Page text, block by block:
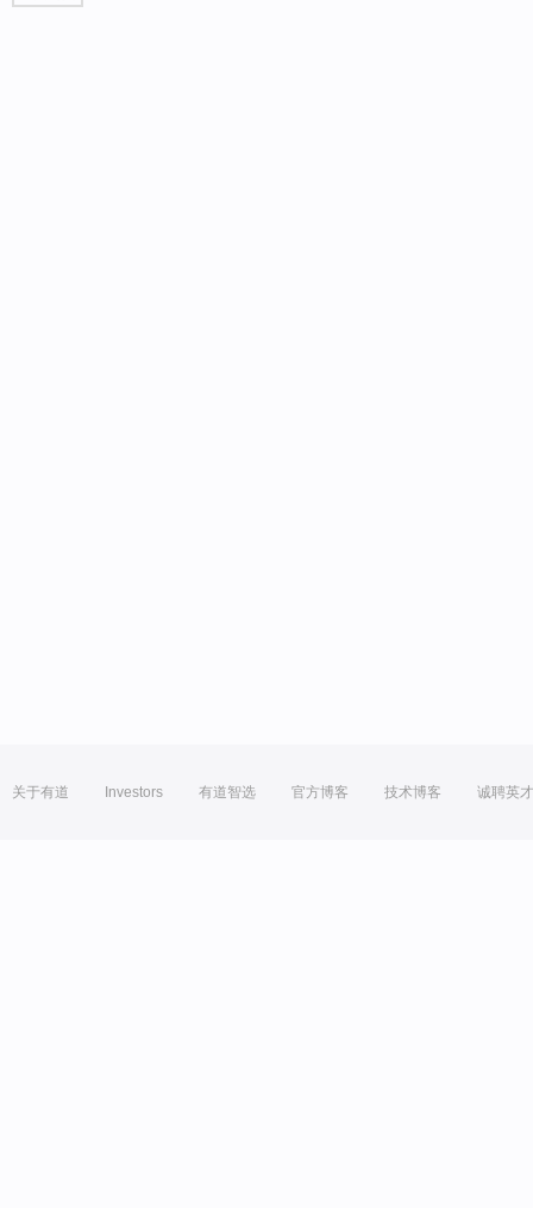
top
关于有道 Investors 有道智选 官方博客 技术博客 诚聘英才